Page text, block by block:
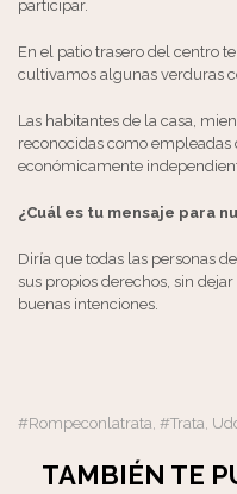
participar.
En el patio trasero del centro
cultivamos algunas verduras
Las habitantes de la casa,
reconocidas como empleadas
económicamente
¿Cuál es tu mensaje para
Diría que todas las personas
sus propios derechos, sin
buenas intenciones.
#rompeconlatrata #Trata
TAMBIÉN TE